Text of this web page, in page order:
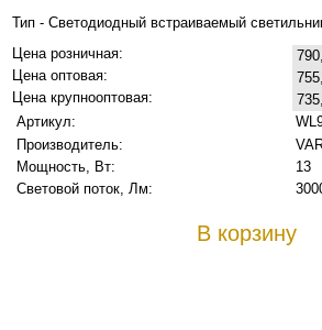
Тип - Светодиодный встраиваемый
Цена розничная:
Цена оптовая:
Цена крупнооптовая:
Артикул:
Производитель:
Мощность, Вт:
13
Световой поток, Лм:
В корзину